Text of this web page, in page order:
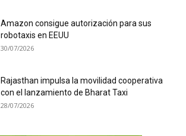
Amazon consigue autorización para sus
robotaxis en EEUU
30/07/2026
Rajasthan impulsa la movilidad cooperativa
con el lanzamiento de Bharat Taxi
28/07/2026